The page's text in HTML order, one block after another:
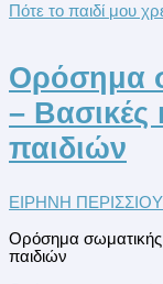
Πότε το παιδί μου
Ορόσημα
– Βασικές
παιδιών
ΕΙΡΗΝΗ ΠΕΡΙΣΣΙΟΥ
Ορόσημα σωματικής
παιδιών